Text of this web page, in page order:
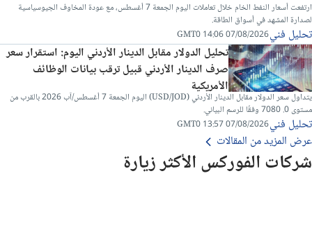
شركات الفوركس الأكثر زيارة
ارتفعت أسعار النفط الخام خلال تعاملات اليوم الجمعة 7 أغسطس، مع عودة المخاوف الجيوسياسية
لصدارة المشهد في أسواق الطاقة.
تحليل فني07/08/2026 14:06 GMT0
تحليل الدولار مقابل الدينار الأردني اليوم: استقرار سعر
صرف الدينار الأردني قبيل ترقب بيانات الوظائف
الأمريكية
يتداول سعر الدولار مقابل الدينار الأردني (USD/JOD) اليوم الجمعة 7 أغسطس/آب 2026 بالقرب من
مستوى 0. 7080 وفقًا للرسم البياني.
تحليل فني07/08/2026 13:57 GMT0
عرض المزيد من المقالات